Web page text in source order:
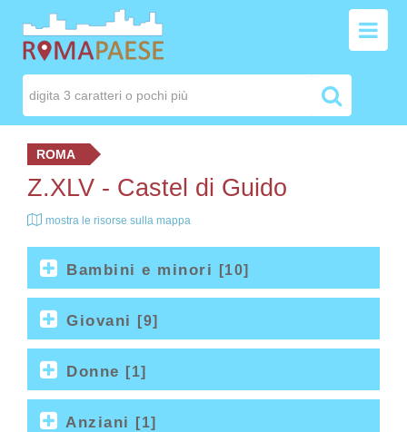
ROMA
Z.XLV - Castel di Guido
mostra le risorse sulla mappa
Bambini e minori [10]
Giovani [9]
Donne [1]
Anziani [1]